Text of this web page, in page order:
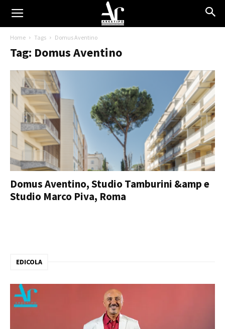
Home Tags Domus Aventino
Tag: Domus Aventino
Domus Aventino, Studio Tamburini &amp e
Studio Marco Piva, Roma
EDICOLA